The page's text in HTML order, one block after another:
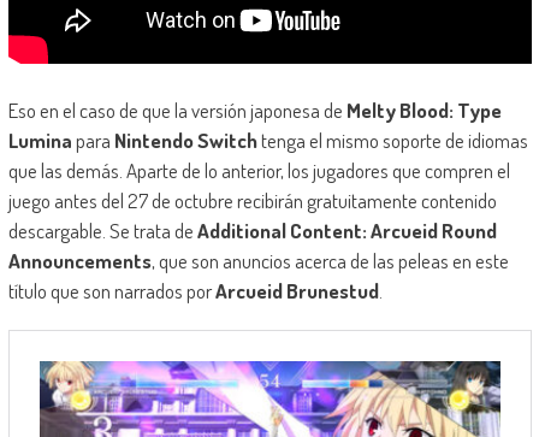
Eso en el caso de que la versión japonesa de Melty Blood: Type
Luminapara Nintendo Switchtenga el mismo soporte de idiomas
que las demás. Aparte de lo anterior, los jugadores que compren el
juego antes del 27 de octubre recibirán gratuitamente contenido
descargable. Se trata deAdditional Content: Arcueid Round
Announcements, que son anuncios acerca de las peleas en este
título que son narrados porArcueid Brunestud.